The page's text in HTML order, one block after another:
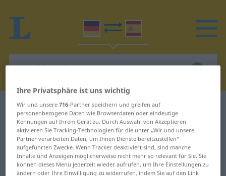
Deutsch-Spanisch Wörterbuch durchbrochen
Deutsch-Spanisch Übersetzung für
"durchbrochen"
"durchbrochen" Spanisch
Ihre Privatsphäre ist uns wichtig
Wir und unsere716-Partner speichern und greifen auf
personenbezogene Daten wie Browserdaten oder eindeutige
Kennungen auf Ihrem Gerät zu. Durch Auswahl von Akzeptieren
aktivieren Sie Tracking-Technologien für die unter „Wir und unsere
Partner verarbeiten Daten, um Ihnen Dienste bereitzustellen“
aufgeführten Zwecke. Wenn Tracker deaktiviert sind, sind manche
Inhalte und Anzeigen möglicherweise nicht mehr so relevant für Sie. Sie
können dieses Menü jederzeit wieder aufrufen, um Ihre Einstellungen zu
ändern oder Ihre Einwilligung zu widerrufen, indem Sie auf den Link